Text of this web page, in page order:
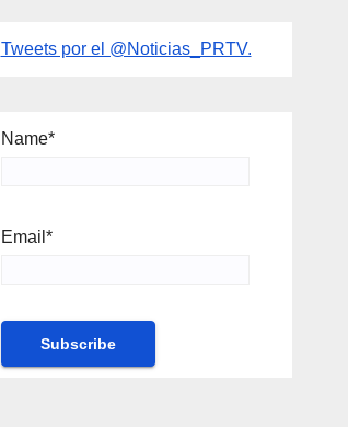
Tweets por el @Noticias_PRTV.
Name*
Email*